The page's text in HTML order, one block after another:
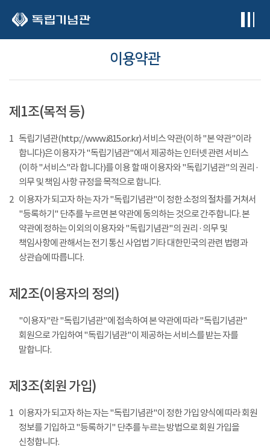
이용약관
제1조(목적 등)
1 독립기념관(http://www.i815.or.kr) 서비스 약관(이하 "본 약관"이라
합니다)은 이용자가 "독립기념관"에서 제공하는 인터넷 관련 서비스
(이하 "서비스"라 합니다)를 이용 할 때 이용자와 "독립기념관"의 권리 ·
의무 및 책임 사항 규정을 목적으로 합니다.
2 이용자가 되고자 하는 자가 "독립기념관"이 정한 소정의 절차를 거쳐서
"등록하기" 단추를 누르면 본 약관에 동의하는 것으로 간주합니다. 본
약관에 정하는 이외의 이용자와 "독립기념관"의 권리 · 의무 및
책임사항에 관해서는 전기 통신 사업법 기타 대한민국의 관련 법령과
상관습에 따릅니다.
제2조(이용자의 정의)
"이용자"란 "독립기념관"에 접속하여 본 약관에 따라 "독립기념관"
회원으로 가입하여 "독립기념관"이 제공하는 서비스를 받는 자를
말합니다.
제3조(회원 가입)
1 이용자가 되고자 하는 자는 "독립기념관"이 정한 가입 양식에 따라 회원
정보를 기입하고 "등록하기" 단추를 누르는 방법으로 회원 가입을
신청합니다.